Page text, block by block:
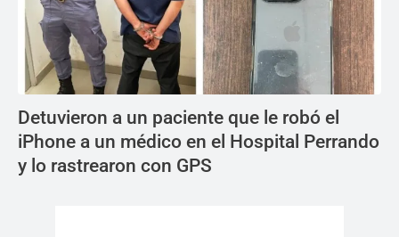
Detuvieron a un paciente que le robó el
iPhone a un médico en el Hospital Perrando
y lo rastrearon con GPS